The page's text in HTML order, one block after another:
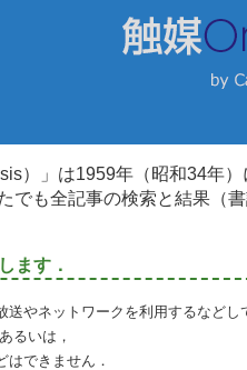
）」は1959年（昭和34年
でも全記事の検索と結果（
ます．
送やネットワークを利用するなど
るいは，
はできません．